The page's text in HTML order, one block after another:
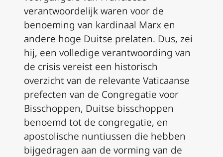
verantwoordelijk waren voor de
benoeming van kardinaal Marx en
andere hoge Duitse prelaten. Dus, zei
hij, een volledige verantwoording van
de crisis vereist een historisch
overzicht van de relevante Vaticaanse
prefecten van de Congregatie voor
Bisschoppen, Duitse bisschoppen
benoemd tot de congregatie, en
apostolische nuntiussen die hebben
bijgedragen aan de vorming van de